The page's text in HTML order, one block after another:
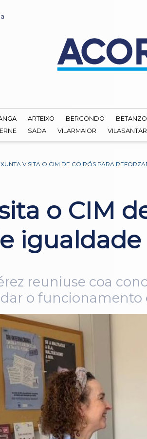
ARTEIXO BERGONDO
SADA VILARMAIOR VILASANTAR
VISITA O CIM DE COIRÓS PARA
o CIM
reuniuse coa
o funcionamento